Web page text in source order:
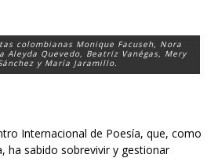
colombianas Monique Facuseh, Nora
Aleyda Quevedo, Beatriz Vanégas, Mery
y María Jaramillo.
Internacional de Poesía, que, como
ha sabido sobrevivir y gestionar